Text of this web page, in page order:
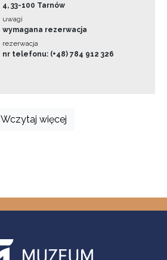
4, 33-100 Tarnów
uwagi
wymagana rezerwacja
rezerwacja
nr telefonu: (+48) 784 912 326
Wczytaj więcej